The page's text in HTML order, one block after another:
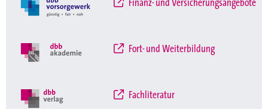
Finanz- und Versicherungsangebote
Fort- und Weiterbildung
Fachliteratur